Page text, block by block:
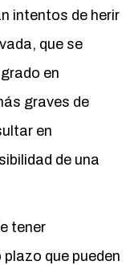
intentos de herir
que se
en
graves de
en
de una
tener
que pueden